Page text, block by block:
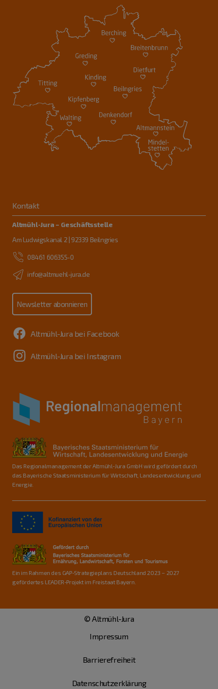
Kontakt
Altmühl-Jura – Geschäftsstelle
Am Ludwigskanal 2 | 92339 Beilngries
08461 606355-0
info@altmuehl-jura.de
Newsletter abonnieren
Altmühl-Jura bei Facebook
Altmühl-Jura bei Instagram
Das Regionalmanagement der Altmühl-Jura GmbH wird gefördert durch
das Bayerische Staatsministerium für Wirtschaft, Landesentwicklung und
Energie.
Ein im Rahmen des GAP-Strategieplans Deutschland 2023 – 2027
gefördertes LEADER-Projekt im Freistaat Bayern.
© Altmühl-Jura
Impressum
Barrierefreiheit
Datenschutzerklärung